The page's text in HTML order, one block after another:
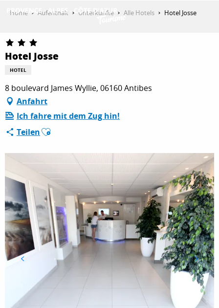
principal
ENTDECKEN
AKTIVITÄTEN
AUFENTHALT
ESPACE PRO
Home Aufenthalt Unterkünfte Alle Hotels Hotel Josse
Hotel Josse
HOTEL
8 boulevard James Wyllie, 06160 Antibes
Anfahrt
Ich fahre mit dem Zug hin!
TeilenAjouter aux favoris